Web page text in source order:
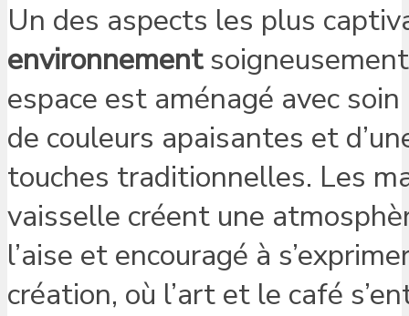
Un des aspects les plus
environnement
espace est aménagé avec
de couleurs apaisantes et
touches traditionnelles. Les
vaisselle créent une
l’aise et encouragé à
création, où l’art et le café